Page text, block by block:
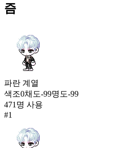
드림 베어 인형옷
151
운명 심판관(남)
꾸러기 리본 한벌옷
150
559
모험가 듀얼블레이드 슈트
즘
파란 계열
색조0채도-99명도-99
471 명 사용
#1